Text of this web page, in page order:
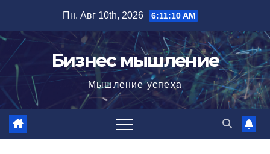
содержимому
Пн. Авг 10th, 2026 6:11:11 AM
Бизнес мышление
Мышление успеха